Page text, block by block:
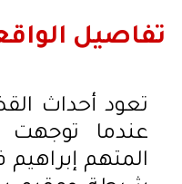
تفاصيل
عندما توجهت